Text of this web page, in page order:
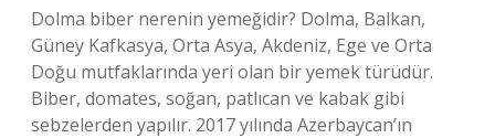
Dolma biber nerenin yemeğidir? Dolma, Balkan,
Güney Kafkasya, Orta Asya, Akdeniz, Ege ve Orta
Doğu mutfaklarında yeri olan bir yemek türüdür.
Biber, domates, soğan, patlıcan ve kabak gibi
sebzelerden yapılır. 2017 yılında Azerbaycan’ın